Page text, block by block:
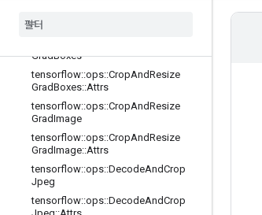
Attrs
GradBoxes
tensorflow::ops::CropAndResize
GradBoxes::Attrs
tensorflow::ops::CropAndResize
GradImage
tensorflow::ops::CropAndResize
GradImage::Attrs
tensorflow::ops::DecodeAndCrop
Jpeg
tensorflow::ops::DecodeAndCrop